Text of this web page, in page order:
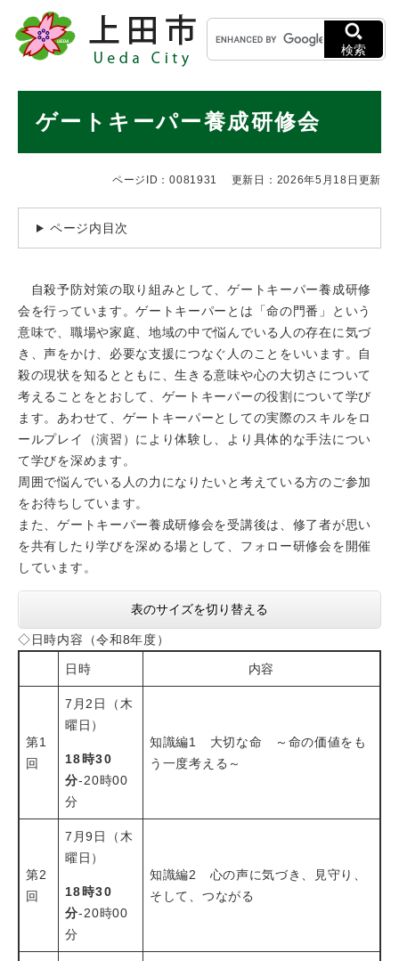
メニューを飛ばして本文へ
キ
ー
ワ
検
検索
ゲートキーパー養成研修会
ページID：0081931 更新日：2026年5月18日更新
ページ内目次
自殺予防対策の取り組みとして、ゲートキーパー養成研修
会を行っています。ゲートキーパーとは「命の門番」という
意味で、職場や家庭、地域の中で悩んでいる人の存在に気づ
き、声をかけ、必要な支援につなぐ人のことをいいます。自
殺の現状を知るとともに、生きる意味や心の大切さについて
考えることをとおして、ゲートキーパーの役割について学び
ます。あわせて、ゲートキーパーとしての実際のスキルをロ
ールプレイ（演習）により体験し、より具体的な手法につい
て学びを深めます。
周囲で悩んでいる人の力になりたいと考えている方のご参加
をお待ちしています。
また、ゲートキーパー養成研修会を受講後は、修了者が思い
を共有したり学びを深める場として、フォロー研修会を開催
しています。
表のサイズを切り替える
◇日時内容（令和8年度）
日時 内容
第1
回
7月2日（木
曜日）
18時30
分-20時00
分
知識編1 大切な命 ～命の価値をも
う一度考える～
第2
回
7月9日（木
曜日）
18時30
分-20時00
分
知識編2 心の声に気づき、見守り、
そして、つながる